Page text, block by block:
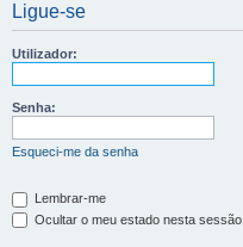
Ligue-se
Utilizador:
Senha:
Esqueci-me da senha
Lembrar-me
Ocultar o meu estado nesta sessão